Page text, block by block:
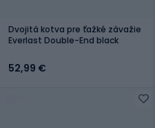
Dvojitá kotva pre ťažké závažie
Everlast Double-End black
52,99 €